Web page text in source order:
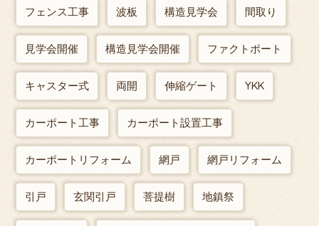
フェンス工事 波板 構造見学会 間取り
見学会開催 構造見学会開催 ファクトポート
キャスター式 両開 伸縮ゲート YKK
カーポート工事 カーポート設置工事
カーポートリフォーム 網戸 網戸リフォーム
引戸 玄関引戸 菩提樹 地鎮祭